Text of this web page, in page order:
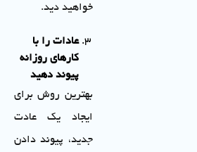
خواهید دید.
عادات را با
کارهای روزانه
پیوند دهید
بهترین روش برای
ایجاد یک عادت
جدید، پیوند دادن